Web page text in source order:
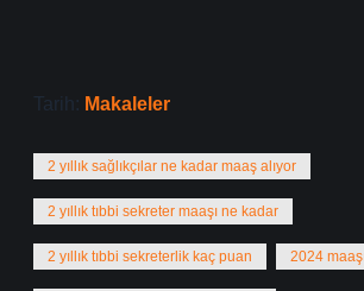
Tarih: Makaleler
2 yıllık sağlıkçılar ne kadar maaş alıyor
2 yıllık tıbbi sekreter maaşı ne kadar
2 yıllık tıbbi sekreterlik kaç puan 2024